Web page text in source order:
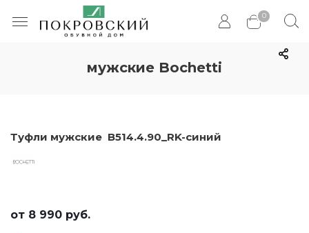
0
мужские Bochetti
Туфли мужские В514.4.90_RK-синий
от 8 990 руб.